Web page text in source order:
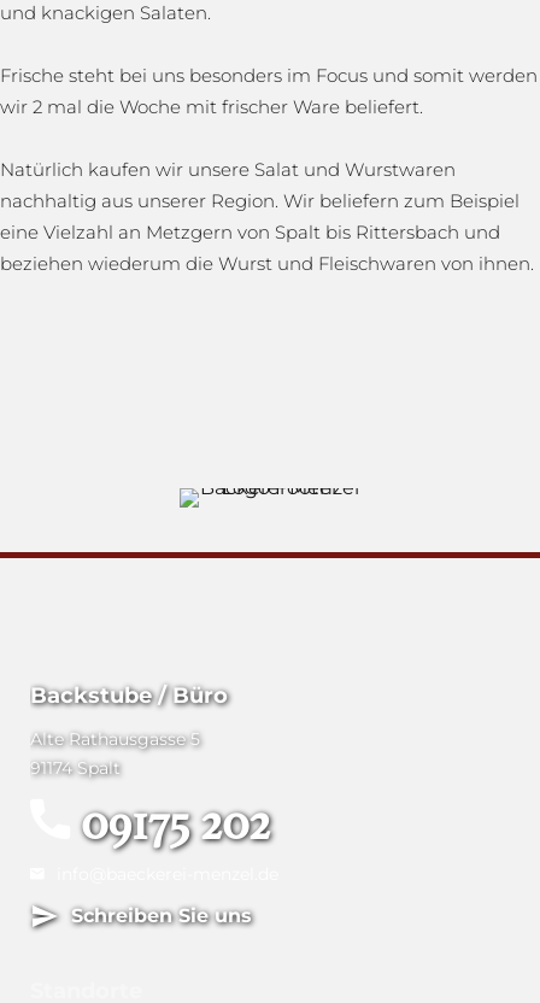
und knackigen Salaten.
Frische steht bei uns besonders im Focus und somit werden
wir 2 mal die Woche mit frischer Ware beliefert.
Natürlich kaufen wir unsere Salat und Wurstwaren
nachhaltig aus unserer Region. Wir beliefern zum Beispiel
eine Vielzahl an Metzgern von Spalt bis Rittersbach und
beziehen wiederum die Wurst und Fleischwaren von ihnen.
Backstube / Büro
Alte Rathausgasse 5
91174 Spalt
09175 202
Schreiben Sie uns